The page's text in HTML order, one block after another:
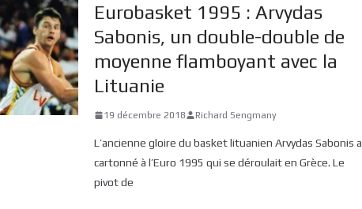
Eurobasket 1995 : Arvydas
Sabonis, un double-double de
moyenne flamboyant avec la
Lituanie
19 décembre 2018 Richard Sengmany
L’ancienne gloire du basket lituanien Arvydas Sabonis a
cartonné à l’Euro 1995 qui se déroulait en Grèce. Le
pivot de